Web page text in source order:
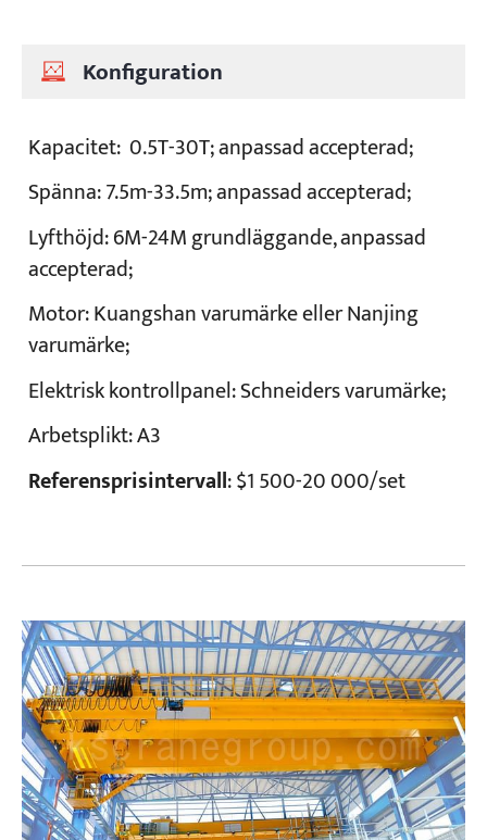
Konfiguration
Kapacitet: 0.5T-30T; anpassad accepterad;
Spänna:7.5m-33.5m; anpassad accepterad;
Lyfthöjd:6M-24M grundläggande, anpassad
accepterad;
Motor:Kuangshan varumärke eller Nanjing
varumärke;
Elektrisk kontrollpanel:Schneiders varumärke;
Arbetsplikt: A3
Referensprisintervall: $1 500-20 000/set